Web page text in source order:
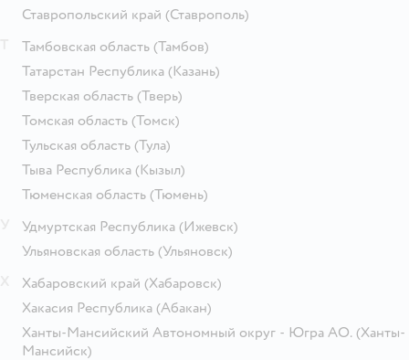
Ставропольский край (Ставрополь)
Тамбовская область (Тамбов)
Татарстан Республика (Казань)
Тверская область (Тверь)
Томская область (Томск)
Тульская область (Тула)
Тыва Республика (Кызыл)
Тюменская область (Тюмень)
Удмуртская Республика (Ижевск)
Ульяновская область (Ульяновск)
Хабаровский край (Хабаровск)
Хакасия Республика (Абакан)
Ханты-Мансийский Автономный округ - Югра АО. (Ханты-
Мансийск)